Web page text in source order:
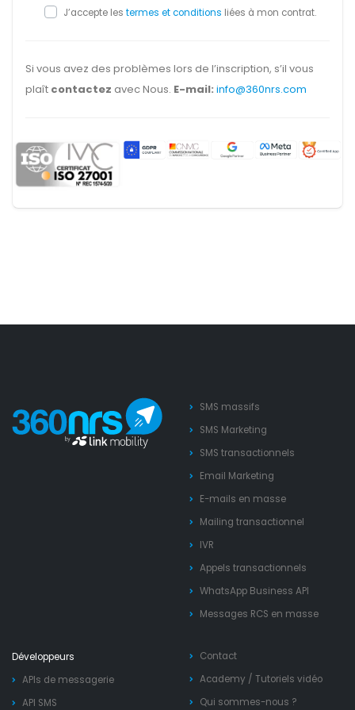
J’accepte les termes et conditions liées à mon contrat.
Si vous avez des problèmes lors de l’inscription, s’il vous
plaît contactez avec Nous. E-mail: info@360nrs.com
SMS massifs
SMS Marketing
SMS transactionnels
Email Marketing
E-mails en masse
Mailing transactionnel
IVR
Appels transactionnels
WhatsApp Business API
Messages RCS en masse
Développeurs
APIs de messagerie
API SMS
Contact
Academy / Tutoriels vidéo
Qui sommes-nous ?